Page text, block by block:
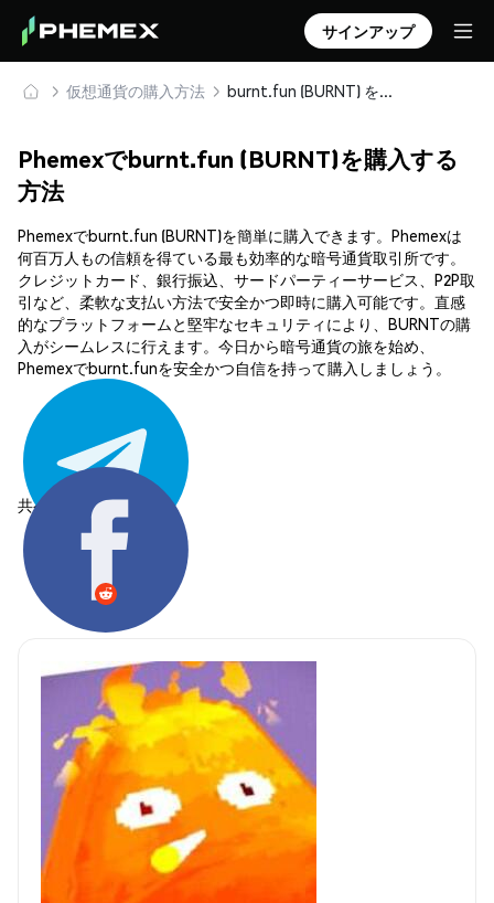
サインアップ
仮想通貨の購入方法 burnt.fun (BURNT) を安全に購入・保管
Phemexでburnt.fun (BURNT)を購入する
方法
Phemexでburnt.fun (BURNT)を簡単に購入できます。Phemexは
何百万人もの信頼を得ている最も効率的な暗号通貨取引所です。
クレジットカード、銀行振込、サードパーティーサービス、P2P取
引など、柔軟な支払い方法で安全かつ即時に購入可能です。直感
的なプラットフォームと堅牢なセキュリティにより、BURNTの購
入がシームレスに行えます。今日から暗号通貨の旅を始め、
Phemexでburnt.funを安全かつ自信を持って購入しましょう。
共有する: